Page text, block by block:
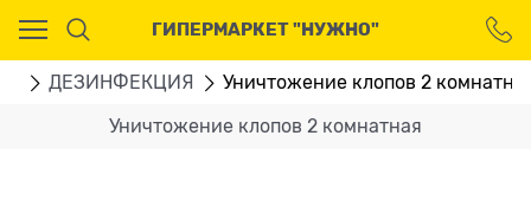
ГИПЕРМАРКЕТ "НУЖНО"
ДЕЗИНФЕКЦИЯ Уничтожение клопов 2
Уничтожение клопов 2 комнатная
Ваш город - Москва,
угадали?
ДА НЕТ